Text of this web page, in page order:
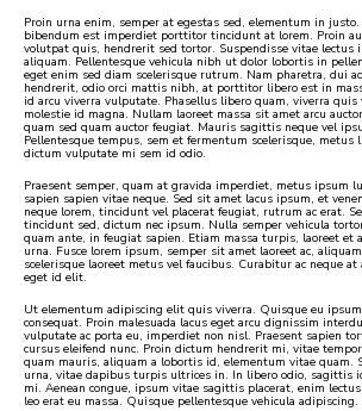
Proin urna enim, semper at egestas sed, elementum in
bibendum est imperdiet porttitor tincidunt at lorem. Proin
volutpat quis, hendrerit sed tortor. Suspendisse vitae lectus
aliquam. Pellentesque vehicula nibh ut dolor lobortis in
eget enim sed diam scelerisque rutrum. Nam pharetra, dui
hendrerit, odio orci mattis nibh, at porttitor libero est in
id arcu viverra vulputate. Phasellus libero quam, viverra
molestie id magna. Nullam laoreet massa sit amet arcu
quam sed quam auctor feugiat. Mauris sagittis neque vel
Pellentesque tempus, sem et fermentum scelerisque, metus
dictum vulputate mi sem id odio.
Praesent semper, quam at gravida imperdiet, metus ipsum
sapien sapien vitae neque. Sed sit amet lacus ipsum, et
neque lorem, tincidunt vel placerat feugiat, rutrum ac erat.
tincidunt sed, dictum nec ipsum. Nulla semper vehicula
quam ante, in feugiat sapien. Etiam massa turpis, laoreet et
urna. Fusce lorem ipsum, semper sit amet laoreet ac,
scelerisque laoreet metus vel faucibus. Curabitur ac neque at
eget id elit.
Ut elementum adipiscing elit quis viverra. Quisque eu
consequat. Proin malesuada lacus eget arcu dignissim
vulputate ac porta eu, imperdiet non nisl. Praesent sapien
cursus eleifend nunc. Proin dictum hendrerit mi, vitae
quam mauris, aliquam a lobortis id, elementum vitae quam.
urna, vitae dapibus turpis ultrices in. In libero odio, sagittis
mi. Aenean congue, ipsum vitae sagittis placerat, enim
leo erat eu massa. Quisque pellentesque vehicula adipiscing.